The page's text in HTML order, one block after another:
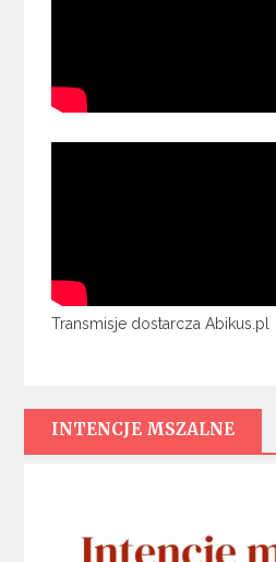
Transmisje dostarcza Abikus.pl
INTENCJE MSZALNE